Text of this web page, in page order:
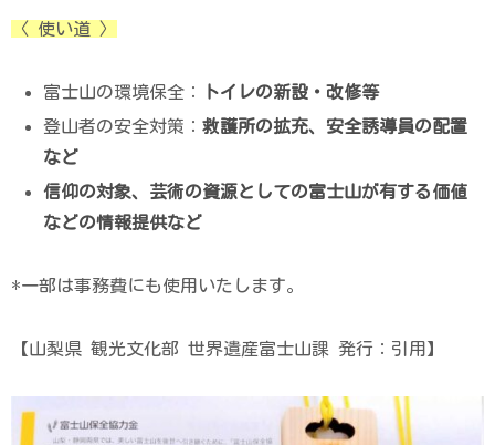
〈 使い道 〉
富士山の環境保全：
トイレの新設・改修等
登山者の安全対策：救護所の拡充、安全誘導員の配置
など
信仰の対象、芸術の資源としての富士山が有する価値
などの情報提供など
*一部は事務費にも使用いたします。
【山梨県 観光文化部 世界遺産富士山課 発行：引用】